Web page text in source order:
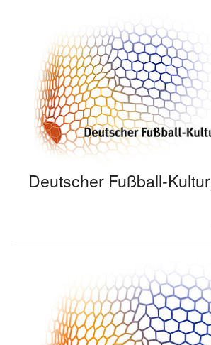
Deutscher Fußball-